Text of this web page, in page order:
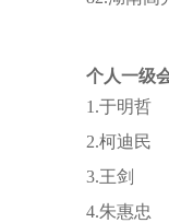
个人一级
1.于明哲
2.柯迪民
3.王剑
4.朱惠忠